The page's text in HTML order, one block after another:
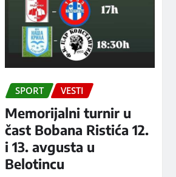
SPORT VESTI
Memorijalni turnir u
čast Bobana Ristića 12.
i 13. avgusta u
Belotincu